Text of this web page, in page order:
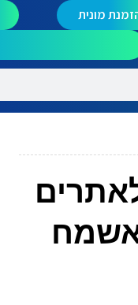
מונית
2 כוכבים אשמח